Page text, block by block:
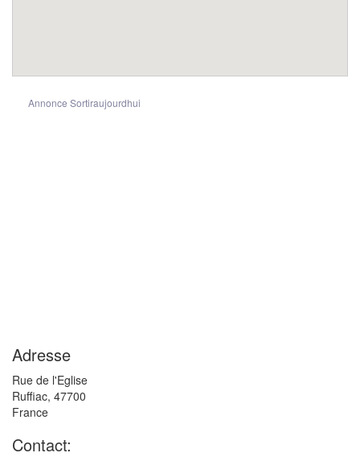
Annonce Sortiraujourdhui
Adresse
Rue de l'Eglise
Ruffiac, 47700
France
Contact: